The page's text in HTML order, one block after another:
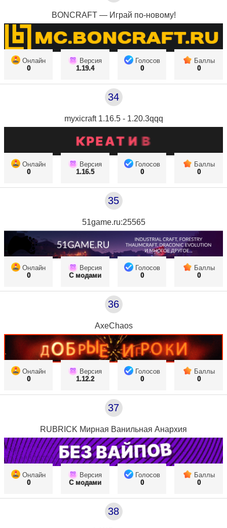
BONCRAFT — Играй по-новому!
Онлайн
0
Версия
1.19.4
Голосов
0
Баллы
0
34
myxicraft 1.16.5 - 1.20.3qqq
Онлайн
0
Версия
1.16.5
Голосов
0
Баллы
0
35
51game.ru:25565
Онлайн
0
Версия
С модами
Голосов
0
Баллы
0
36
AxeChaos
Онлайн
0
Версия
1.12.2
Голосов
0
Баллы
0
37
RUBRICK Мирная Ванильная Анархия
Онлайн
0
Версия
С модами
Голосов
0
Баллы
0
38